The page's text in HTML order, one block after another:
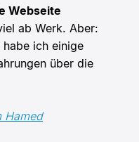
Webseite
ab Werk. Aber:
ich einige
über die
Hamed